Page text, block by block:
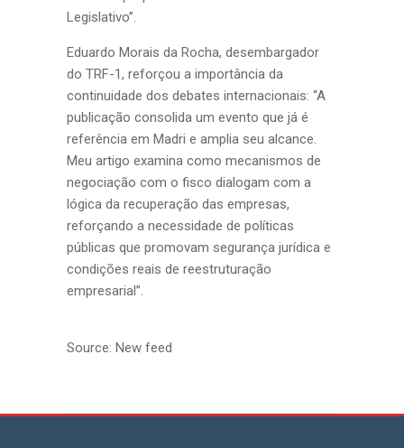
Legislativo”.
Eduardo Morais da Rocha, desembargador
do TRF-1, reforçou a importância da
continuidade dos debates internacionais: “A
publicação consolida um evento que já é
referência em Madri e amplia seu alcance.
Meu artigo examina como mecanismos de
negociação com o fisco dialogam com a
lógica da recuperação das empresas,
reforçando a necessidade de políticas
públicas que promovam segurança jurídica e
condições reais de reestruturação
empresarial”.
Source: New feed